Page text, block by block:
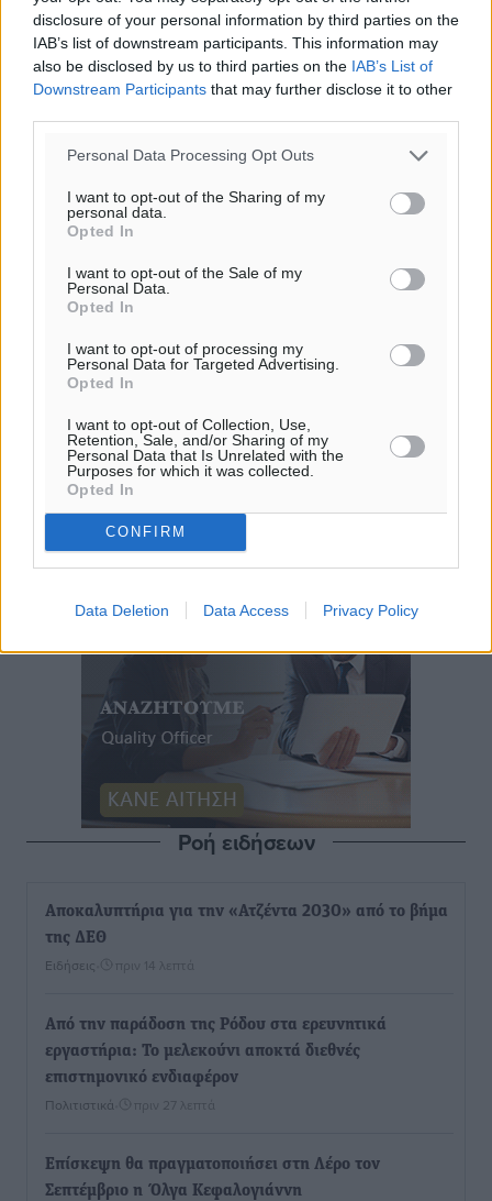
disclosure of your personal information by third parties on the
IAB’s list of downstream participants. This information may
also be disclosed by us to third parties on the IAB’s List of
Downstream Participants that may further disclose it to other
Personal Data Processing Opt Outs
I want to opt-out of the Sharing of my
personal data.
Opted In
I want to opt-out of the Sale of my
Personal Data.
Opted In
I want to opt-out of processing my
Personal Data for Targeted Advertising.
Opted In
I want to opt-out of Collection, Use,
Retention, Sale, and/or Sharing of my
Personal Data that Is Unrelated with the
Purposes for which it was collected.
Opted In
CONFIRM
Data Deletion Data Access Privacy Policy
Ροή ειδήσεων
Αποκαλυπτήρια για την «Ατζέντα 2030» από το βήμα
της ΔΕΘ
Ειδήσεις πριν 14 λεπτά
Από την παράδοση της Ρόδου στα ερευνητικά
εργαστήρια: Το μελεκούνι αποκτά διεθνές
επιστημονικό ενδιαφέρον
Πολιτιστικά πριν 27 λεπτά
Επίσκεψη θα πραγματοποιήσει στη Λέρο τον
Σεπτέμβριο η Όλγα Κεφαλογιάννη